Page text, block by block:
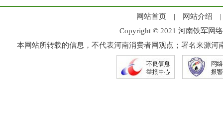
网站首页 | 网站介绍
Copyright © 2021 河南铁军网
本网站所转载的信息，不代表河南消费者网观点；署名来源